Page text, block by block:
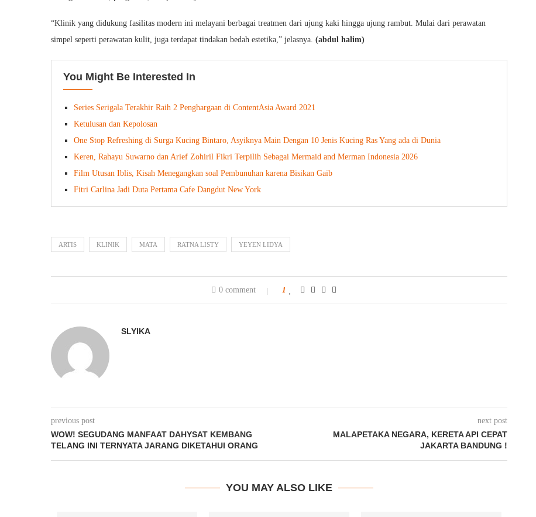
“Klinik yang didukung fasilitas modern ini melayani berbagai treatmen dari ujung kaki hingga ujung rambut. Mulai dari perawatan
simpel seperti perawatan kulit, juga terdapat tindakan bedah estetika,” jelasnya. (abdul halim)
You Might Be Interested In
Series Serigala Terakhir Raih 2 Penghargaan di ContentAsia Award 2021
Ketulusan dan Kepolosan
One Stop Refreshing di Surga Kucing Bintaro, Asyiknya Main Dengan 10 Jenis Kucing Ras Yang ada di Dunia
Keren, Rahayu Suwarno dan Arief Zohiril Fikri Terpilih Sebagai Mermaid and Merman Indonesia 2026
Film Utusan Iblis, Kisah Menegangkan soal Pembunuhan karena Bisikan Gaib
Fitri Carlina Jadi Duta Pertama Cafe Dangdut New York
ARTIS KLINIK MATA RATNA LISTY YEYEN LIDYA
0 comment 1
SLYIKA
previous post
WOW! SEGUDANG MANFAAT DAHYSAT KEMBANG
TELANG INI TERNYATA JARANG DIKETAHUI ORANG
next post
MALAPETAKA NEGARA, KERETA API CEPAT
JAKARTA BANDUNG !
YOU MAY ALSO LIKE